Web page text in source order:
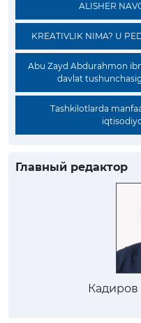
ALISHER
KREATIVLIK NIMA? U
Abu Zayd Abdurahmon
davlat
Tashkilotlarda
Главный редактор